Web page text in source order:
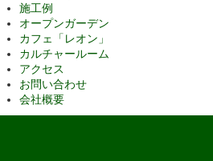
施工例
オープンガーデン
カフェ「レオン」
カルチャールーム
アクセス
お問い合わせ
会社概要